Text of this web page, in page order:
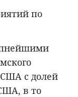
по
с долей
в то